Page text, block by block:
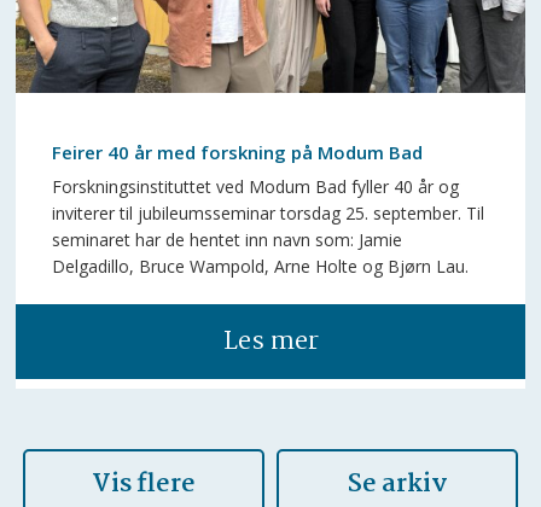
Feirer 40 år med forskning på Modum Bad
Forskningsinstituttet ved Modum Bad fyller 40 år og
inviterer til jubileumsseminar torsdag 25. september. Til
seminaret har de hentet inn navn som: Jamie
Delgadillo, Bruce Wampold, Arne Holte og Bjørn Lau.
Les mer
Vis flere Se arkiv